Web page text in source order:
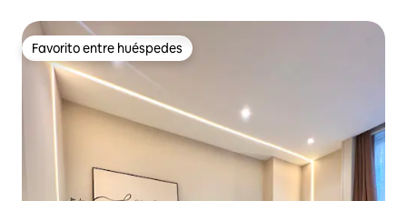
Favorito entre huéspedes
Favorito entre huéspedes